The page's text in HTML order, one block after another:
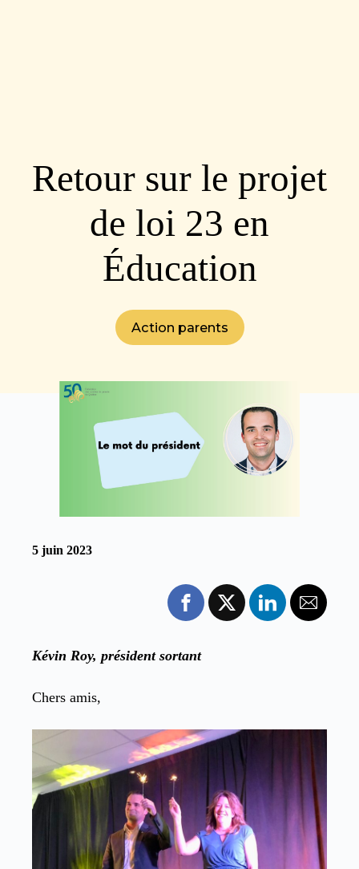
Retour sur le projet
de loi 23 en
Éducation
Action parents
5 juin 2023
Kévin Roy, président sortant
Chers amis,